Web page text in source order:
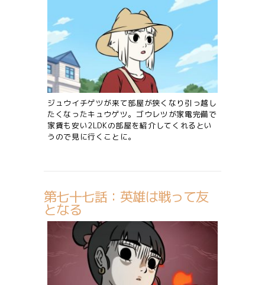
ジュウイチゲツが来て部屋が狭くなり引っ越し
たくなったキュウゲツ。ゴウレツが家電完備で
家賃も安い2LDKの部屋を紹介してくれるとい
うので見に行くことに。
第七十七話：英雄は戦って友
となる